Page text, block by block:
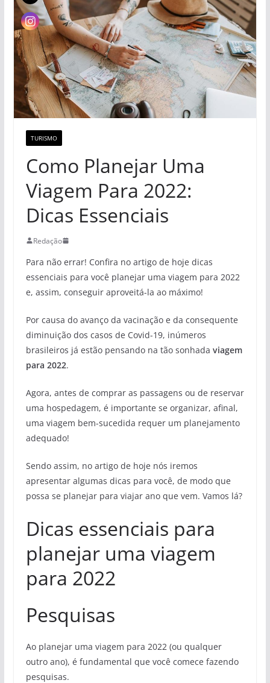
TURISMO
Como Planejar Uma
Viagem Para 2022:
Dicas Essenciais
Redação
Para não errar! Confira no artigo de hoje dicas
essenciais para você planejar uma viagem para 2022
e, assim, conseguir aproveitá-la ao máximo!
Por causa do avanço da vacinação e da consequente
diminuição dos casos de Covid-19, inúmeros
brasileiros já estão pensando na tão sonhada viagem
para 2022.
Agora, antes de comprar as passagens ou de reservar
uma hospedagem, é importante se organizar, afinal,
uma viagem bem-sucedida requer um planejamento
adequado!
Sendo assim, no artigo de hoje nós iremos
apresentar algumas dicas para você, de modo que
possa se planejar para viajar ano que vem. Vamos lá?
Dicas essenciais para
planejar uma viagem
para 2022
Pesquisas
Ao planejar uma viagem para 2022 (ou qualquer
outro ano), é fundamental que você comece fazendo
pesquisas.